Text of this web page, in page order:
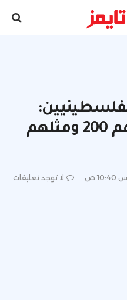
أسرانا وصل عددهم 200 ومثلهم
لا توجد تعليقات